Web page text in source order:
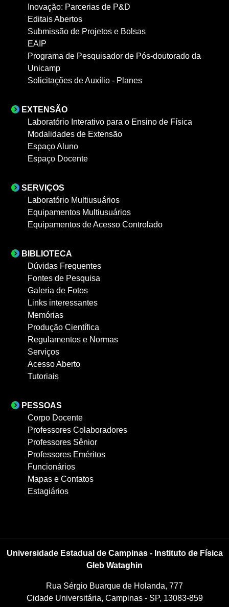
Inovação: Parcerias de P&D
Editais Abertos
Submissão de Projetos e Bolsas
EAIP
Programa de Pesquisador de Pós-doutorado da
Unicamp
Solicitações de Auxílio - Planes
EXTENSÃO
Laboratório Interativo para o Ensino de Física
Modalidades de Extensão
Espaço Aluno
Espaço Docente
SERVIÇOS
Laboratório Multiusuários
Equipamentos Multiusuários
Equipamentos de Acesso Controlado
BIBLIOTECA
Dúvidas Frequentes
Fontes de Pesquisa
Galeria de Fotos
Links interessantes
Memórias
Produção Científica
Regulamentos e Normas
Serviços
Acesso Aberto
Tutoriais
PESSOAS
Corpo Docente
Professores Colaboradores
Professores Sênior
Professores Eméritos
Funcionários
Mapas e Contatos
Estagiários
Universidade Estadual de Campinas - Instituto de Física
Gleb Wataghin
Rua Sérgio Buarque de Holanda, 777
Cidade Universitária, Campinas - SP, 13083-859